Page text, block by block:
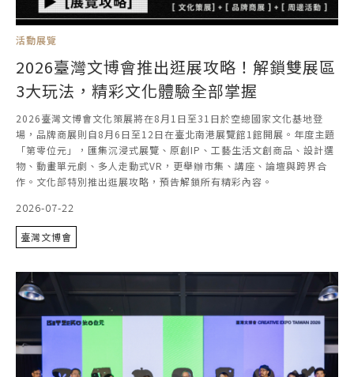
活動展覽
2026臺灣文博會推出逛展攻略！解鎖雙展區
3大玩法，精彩文化體驗全部掌握
2026臺灣文博會文化策展將在8月1日至31日於空總國家文化基地登
場，品牌商展則自8月6日至12日在臺北南港展覽館1館開展。年度主題
「第零位元」，匯集沉浸式展覽、原創IP、工藝生活文創商品、設計選
物、動畫單元劇、多人走動式VR，更舉辦市集、講座、論壇與跨界合
作。文化部特別推出逛展攻略，預告解鎖所有精彩內容。
2026-07-22
臺灣文博會